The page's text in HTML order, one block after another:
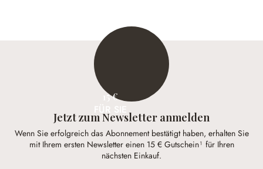
15 €
Jetzt zum Newsletter anmelden
Wenn Sie erfolgreich das Abonnement bestätigt haben, erhalten Sie
mit Ihrem ersten Newsletter einen 15 € Gutschein¹ für Ihren
nächsten Einkauf.